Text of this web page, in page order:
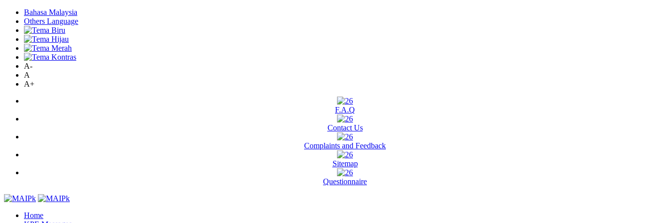
Bahasa Malaysia
Others Language
A-
A
A+
F.A.Q
Contact Us
Complaints and Feedback
Sitemap
Questionnaire
Home